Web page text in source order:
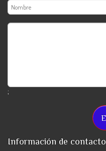
;
Información de contacto